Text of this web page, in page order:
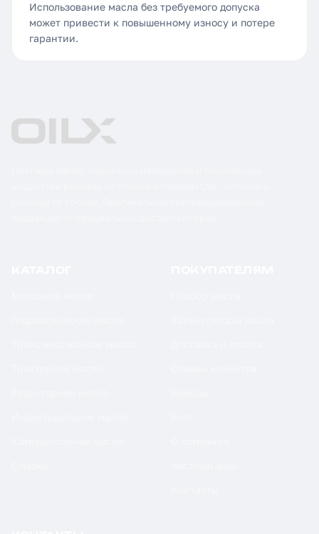
Использование масла без требуемого допуска
может привести к повышенному износу и потере
гарантии.